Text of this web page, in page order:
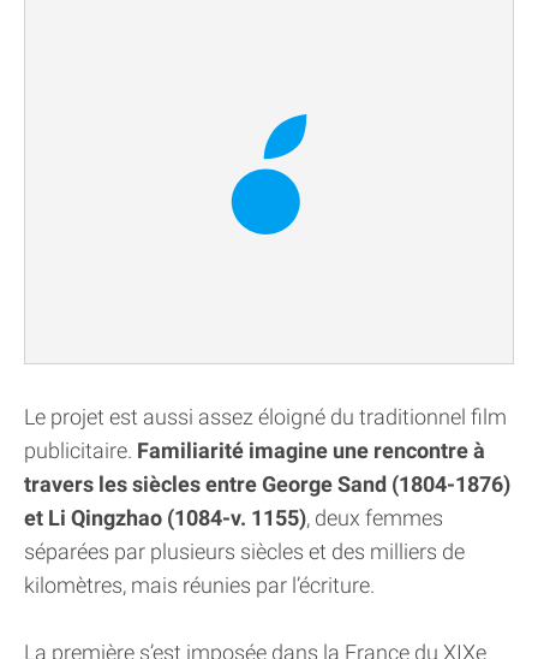
Le projet est aussi assez éloigné du traditionnel film
publicitaire. Familiarité imagine une rencontre à
travers les siècles entre George Sand (1804-1876)
et Li Qingzhao (1084-v. 1155), deux femmes
séparées par plusieurs siècles et des milliers de
kilomètres, mais réunies par l’écriture.
La première s’est imposée dans la France du XIXe